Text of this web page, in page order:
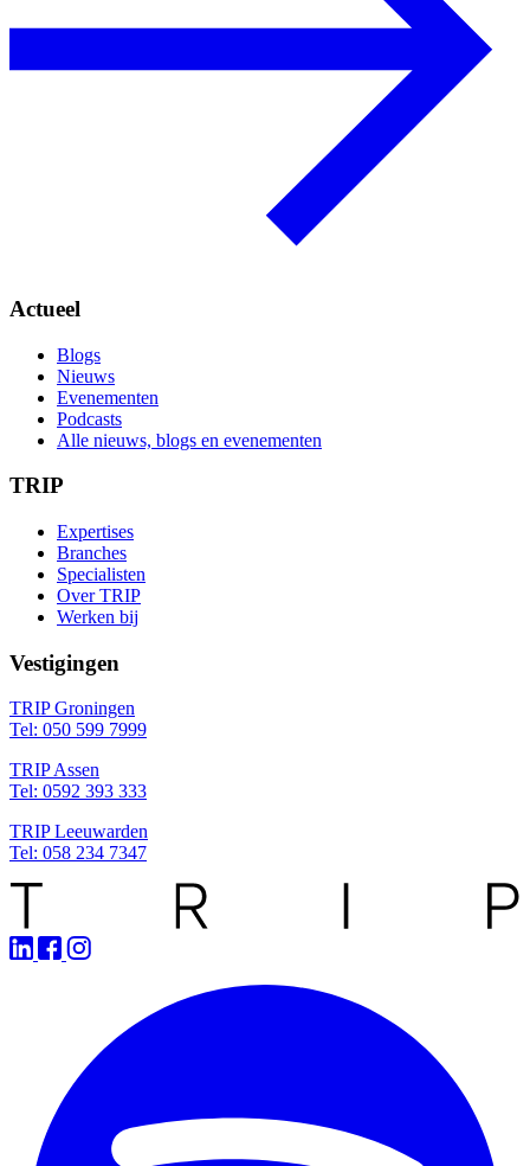
Actueel
Blogs
Nieuws
Evenementen
Podcasts
Alle nieuws, blogs en evenementen
TRIP
Expertises
Branches
Specialisten
Over TRIP
Werken bij
Vestigingen
TRIP Groningen
Tel: 050 599 7999
TRIP Assen
Tel: 0592 393 333
TRIP Leeuwarden
Tel: 058 234 7347